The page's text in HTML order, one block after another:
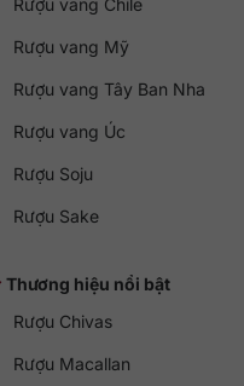
phẩm này, đảm bảo
quốc tế và giá ưu đãi.
hoặc
Rượu vang Chile
Rượu vang Mỹ
Rượu vang Tây Ban Nha
Rượu vang Úc
Rượu Soju
Rượu Sake
Thương hiệu nổi bật
Rượu Chivas
Rượu Macallan